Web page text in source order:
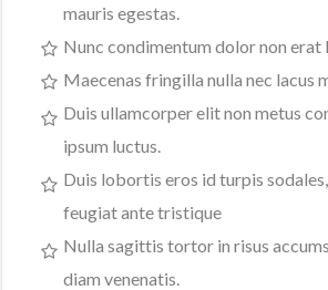
mauris egestas.
Nunc condimentum dolor non erat
Maecenas fringilla nulla nec lacus
Duis ullamcorper elit non metus
ipsum luctus.
Duis lobortis eros id turpis
feugiat ante tristique
Nulla sagittis tortor in risus
diam venenatis.